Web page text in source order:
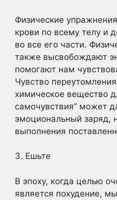
Физические
крови по всему телу и
во все его части.
также высвобождают
помогают нам
Чувство
химическое вещество
самочувствия” может
эмоциональный заряд,
выполнения
3. Ешьте
В эпоху, когда целью
является похудение,